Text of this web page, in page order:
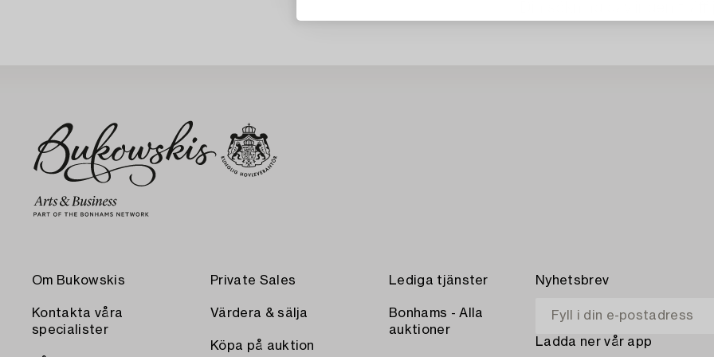
Om Bukowskis
Kontakta våra
specialister
Private Sales
Värdera & sälja
Köpa på auktion
Lediga tjänster
Bonhams - Alla
auktioner
Nyhetsbrev
Ladda ner vår app